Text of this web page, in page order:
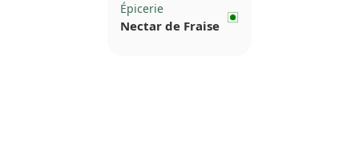
Épicerie
Nectar de Fraise